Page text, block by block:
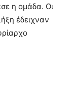
η ομάδα. Οι
έδειχναν